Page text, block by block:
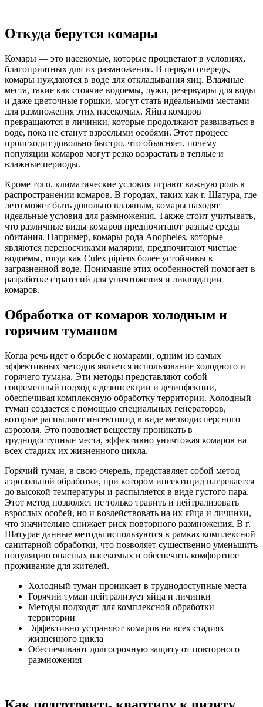
Откуда берутся комары
Комары — это насекомые, которые процветают в условиях,
благоприятных для их размножения. В первую очередь,
комары нуждаются в воде для откладывания яиц. Влажные
места, такие как стоячие водоемы, лужи, резервуары для воды
и даже цветочные горшки, могут стать идеальными местами
для размножения этих насекомых. Яйца комаров
превращаются в личинки, которые продолжают развиваться в
воде, пока не станут взрослыми особями. Этот процесс
происходит довольно быстро, что объясняет, почему
популяции комаров могут резко возрастать в теплые и
влажные периоды.
Кроме того, климатические условия играют важную роль в
распространении комаров. В городах, таких как г. Шатура, где
лето может быть довольно влажным, комары находят
идеальные условия для размножения. Также стоит учитывать,
что различные виды комаров предпочитают разные среды
обитания. Например, комары рода Anopheles, которые
являются переносчиками малярии, предпочитают чистые
водоемы, тогда как Culex pipiens более устойчивы к
загрязненной воде. Понимание этих особенностей помогает в
разработке стратегий для уничтожения и ликвидации
комаров.
Обработка от комаров холодным и
горячим туманом
Когда речь идет о борьбе с комарами, одним из самых
эффективных методов является использование холодного и
горячего тумана. Эти методы представляют собой
современный подход к дезинсекции и дезинфекции,
обеспечивая комплексную обработку территории. Холодный
туман создается с помощью специальных генераторов,
которые распыляют инсектицид в виде мелкодисперсного
аэрозоля. Это позволяет веществу проникать в
труднодоступные места, эффективно уничтожая комаров на
всех стадиях их жизненного цикла.
Горячий туман, в свою очередь, представляет собой метод
аэрозольной обработки, при котором инсектицид нагревается
до высокой температуры и распыляется в виде густого пара.
Этот метод позволяет не только травить и нейтрализовать
взрослых особей, но и воздействовать на их яйца и личинки,
что значительно снижает риск повторного размножения. В г.
Шатурае данные методы используются в рамках комплексной
санитарной обработки, что позволяет существенно уменьшить
популяцию опасных насекомых и обеспечить комфортное
проживание для жителей.
Холодный туман проникает в труднодоступные места
Горячий туман нейтрализует яйца и личинки
Методы подходят для комплексной обработки
территории
Эффективно устраняют комаров на всех стадиях
жизненного цикла
Обеспечивают долгосрочную защиту от повторного
размножения